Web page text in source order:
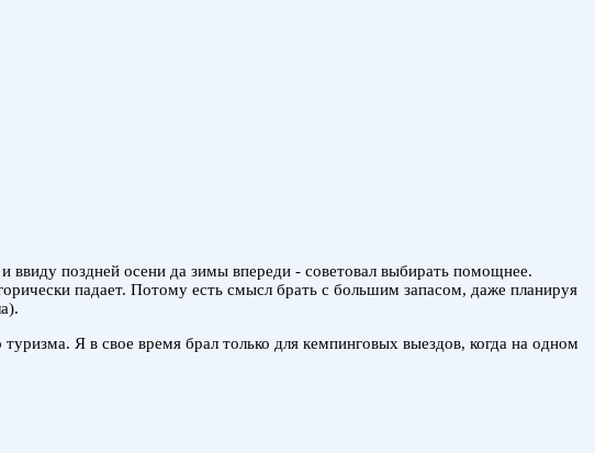
поздней осени да зимы впереди - советовал выбирать помощнее.
падает. Потому есть смысл брать с большим запасом, даже планируя
Я в свое время брал только для кемпинговых выездов, когда на одном